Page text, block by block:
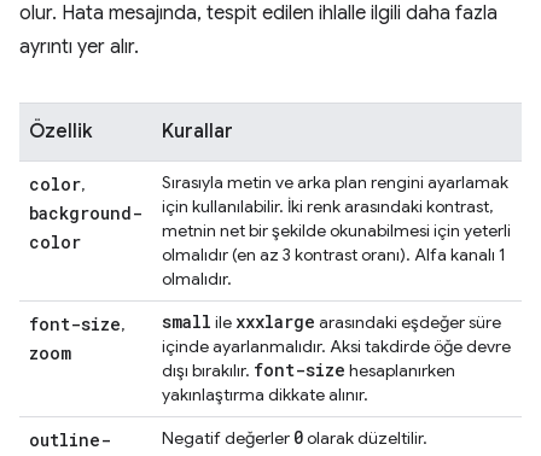
olur. Hata mesajında, tespit edilen ihlalle ilgili daha fazla
ayrıntı yer alır.
Özellik Kurallar
color,
background-
color
Sırasıyla metin ve arka plan rengini ayarlamak
için kullanılabilir. İki renk arasındaki kontrast,
metnin net bir şekilde okunabilmesi için yeterli
olmalıdır (en az 3 kontrast oranı). Alfa kanalı 1
olmalıdır.
font-size,
zoom
small ile xxxlarge arasındaki eşdeğer süre
içinde ayarlanmalıdır. Aksi takdirde öğe devre
dışı bırakılır. font-size hesaplanırken
yakınlaştırma dikkate alınır.
outline-
Negatif değerler 0olarak düzeltilir.